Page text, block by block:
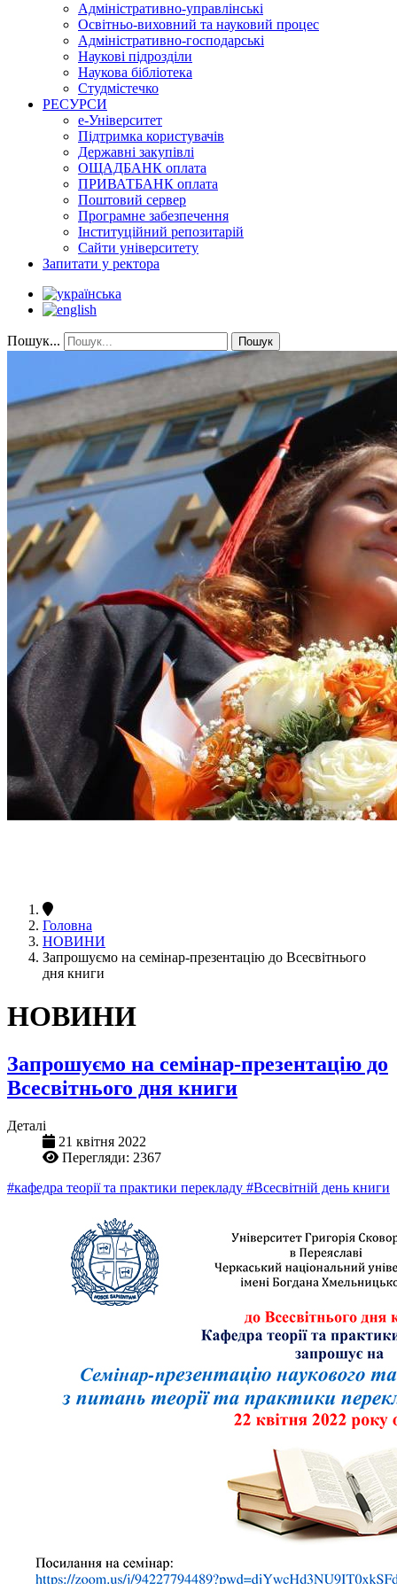
Адміністративно-управлінські
Освітньо-виховний та науковий процес
Адміністративно-господарські
Наукові підрозділи
Наукова бібліотека
Студмістечко
РЕСУРСИ
е-Університет
Підтримка користувачів
Державні закупівлі
ОЩАДБАНК оплата
ПРИВАТБАНК оплата
Поштовий сервер
Програмне забезпечення
Інституційний репозитарій
Сайти університету
Запитати у ректора
Пошук... Пошук
Головна
НОВИНИ
Запрошуємо на семінар-презентацію до Всесвітнього
дня книги
НОВИНИ
Запрошуємо на семінар-презентацію до
Всесвітнього дня книги
Деталі
21 квітня 2022
Перегляди: 2367
#кафедра теорії та практики перекладу #Всесвітній день книги